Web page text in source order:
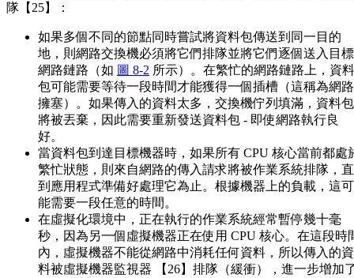
隊【25】：
如果多個不同的節點同時嘗試將資料包傳送到同一目的
地，則網路交換機必須將它們排隊並將它們逐個送入目標
網路鏈路（如 圖 8-2 所示）。在繁忙的網路鏈路上，資料
包可能需要等待一段時間才能獲得一個插槽（這稱為網路
擁塞）。如果傳入的資料太多，交換機佇列填滿，資料包
將被丟棄，因此需要重新發送資料包 - 即使網路執行良
好。
當資料包到達目標機器時，如果所有 CPU 核心當前都處
繁忙狀態，則來自網路的傳入請求將被作業系統排隊，直
到應用程式準備好處理它為止。根據機器上的負載，這可
能需要一段任意的時間。
在虛擬化環境中，正在執行的作業系統經常暫停幾十毫
秒，因為另一個虛擬機器正在使用 CPU 核心。在這段時
內，虛擬機器不能從網路中消耗任何資料，所以傳入的資
料被虛擬機器監視器 【26】排隊（緩衝），進一步增加